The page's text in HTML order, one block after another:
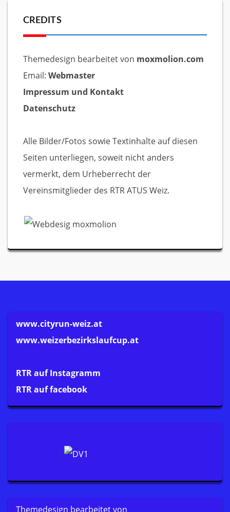
CREDITS
Themedesign bearbeitet von moxmolion.com
Email: Webmaster
Impressum und Kontakt
Datenschutz
Alle Bilder/Fotos sowie Textinhalte auf diesen
Seiten unterliegen, soweit nicht anders
vermerkt, dem Urheberrecht der
Vereinsmitglieder des RTR ATUS Weiz.
www.cityrun-weiz.at
www.weizerbezirkslaufcup.at
RTR auf Instagramm
RTR auf facebook
Themedesign bearbeitet von